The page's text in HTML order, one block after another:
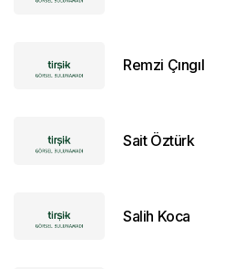
Remzi Çıngıl
Sait Öztürk
Salih Koca